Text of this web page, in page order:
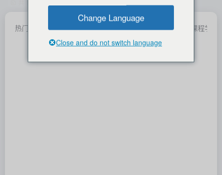
热门产品 国内精选 国外精选 分类推荐 产业融合 课程学习
Change Language
Close and do not switch language